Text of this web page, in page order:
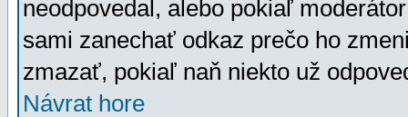
neodpovedal, alebo pokiaľ
sami zanechať odkaz prečo ho
zmazať, pokiaľ naň niekto už
Návrat hore